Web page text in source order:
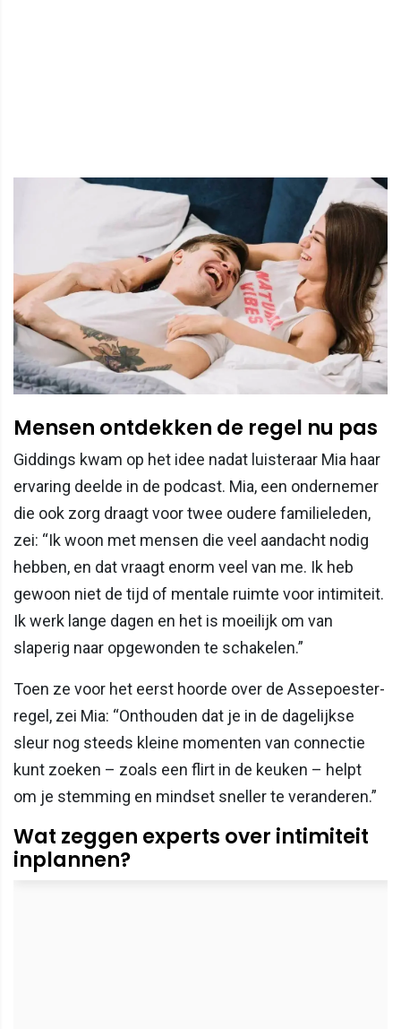
Mensen ontdekken de regel nu pas
Giddings kwam op het idee nadat luisteraar Mia haar
ervaring deelde in de podcast. Mia, een ondernemer
die ook zorg draagt voor twee oudere familieleden,
zei: “Ik woon met mensen die veel aandacht nodig
hebben, en dat vraagt enorm veel van me. Ik heb
gewoon niet de tijd of mentale ruimte voor intimiteit.
Ik werk lange dagen en het is moeilijk om van
slaperig naar opgewonden te schakelen.”
Toen ze voor het eerst hoorde over de Assepoester-
regel, zei Mia: “Onthouden dat je in de dagelijkse
sleur nog steeds kleine momenten van connectie
kunt zoeken – zoals een flirt in de keuken – helpt
om je stemming en mindset sneller te veranderen.”
Wat zeggen experts over intimiteit
inplannen?